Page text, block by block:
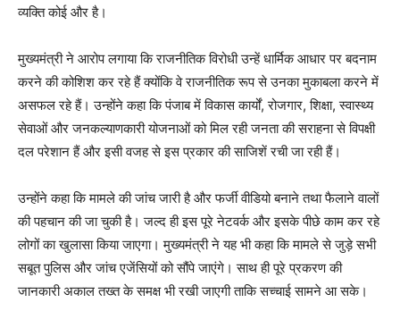
व्यक्ति कोई और है।
मुख्यमंत्री ने आरोप लगाया कि राजनीतिक विरोधी उन्हें धार्मिक आधार पर बदनाम
करने की कोशिश कर रहे हैं क्योंकि वे राजनीतिक रूप से उनका मुकाबला करने में
असफल रहे हैं। उन्होंने कहा कि पंजाब में विकास कार्यों, रोजगार, शिक्षा, स्वास्थ्य
सेवाओं और जनकल्याणकारी योजनाओं को मिल रही जनता की सराहना से विपक्षी
दल परेशान हैं और इसी वजह से इस प्रकार की साजिशें रची जा रही हैं।
उन्होंने कहा कि मामले की जांच जारी है और फर्जी वीडियो बनाने तथा फैलाने वालों
की पहचान की जा चुकी है। जल्द ही इस पूरे नेटवर्क और इसके पीछे काम कर रहे
लोगों का खुलासा किया जाएगा। मुख्यमंत्री ने यह भी कहा कि मामले से जुड़े सभी
सबूत पुलिस और जांच एजेंसियों को सौंपे जाएंगे। साथ ही पूरे प्रकरण की
जानकारी अकाल तख्त के समक्ष भी रखी जाएगी ताकि सच्चाई सामने आ सके।